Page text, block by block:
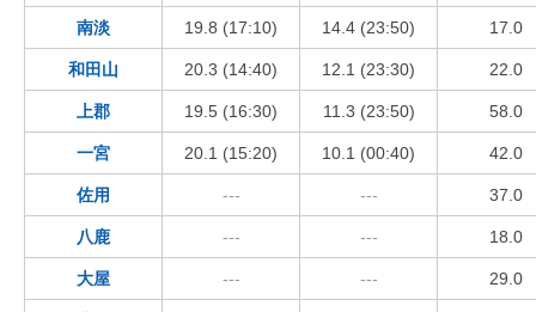
南淡 19.8 (17:10) 14.4 (23:50) 17.0
和田山 20.3 (14:40) 12.1 (23:30) 22.0
上郡 19.5 (16:30) 11.3 (23:50) 58.0
一宮 20.1 (15:20) 10.1 (00:40) 42.0
佐用 --- --- 37.0
八鹿 --- --- 18.0
大屋 --- --- 29.0